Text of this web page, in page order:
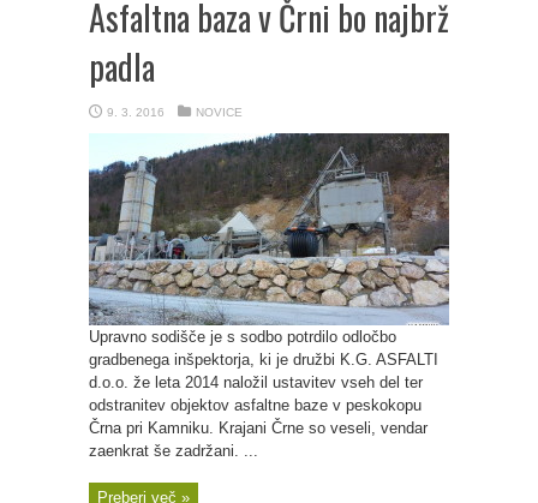
Asfaltna baza v Črni bo najbrž
padla
9. 3. 2016 NOVICE
Upravno sodišče je s sodbo potrdilo odločbo
gradbenega inšpektorja, ki je družbi K.G. ASFALTI
d.o.o. že leta 2014 naložil ustavitev vseh del ter
odstranitev objektov asfaltne baze v peskokopu
Črna pri Kamniku. Krajani Črne so veseli, vendar
zaenkrat še zadržani. ...
Preberi več »